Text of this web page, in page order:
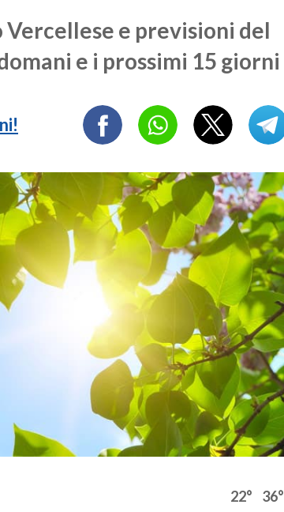
Vercellese e previsioni del
e i prossimi 15 giorni
22° 36°